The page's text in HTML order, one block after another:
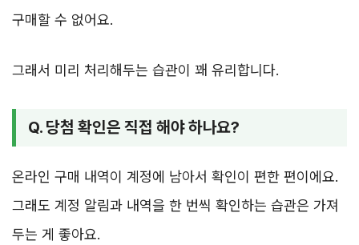
구매할 수 없어요.
그래서 미리 처리해두는 습관이 꽤 유리합니다.
Q. 당첨 확인은 직접 해야 하나요?
온라인 구매 내역이 계정에 남아서 확인이 편한 편이에요.
그래도 계정 알림과 내역을 한 번씩 확인하는 습관은 가져
두는 게 좋아요.